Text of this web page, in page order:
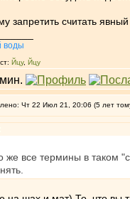
запретить считать
воды
Йцу, Йцу
Чт 22 Июл 21, 20:06 (5 лет
же все термины в таком